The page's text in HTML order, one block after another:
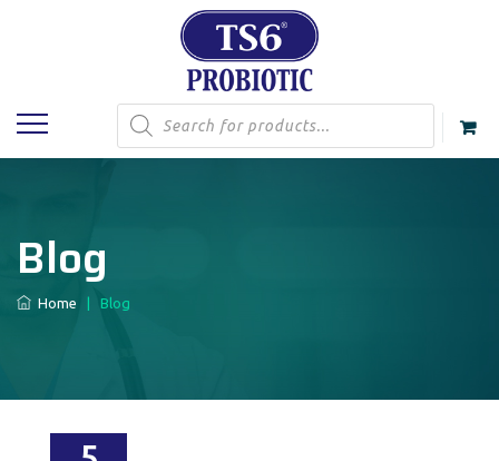
Products
search
Blog
Home Blog